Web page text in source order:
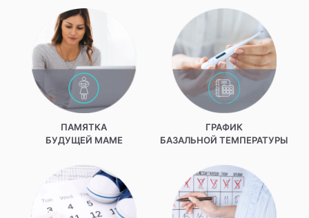
ПАМЯТКА
БУДУЩЕЙ МАМЕ
ГРАФИК
БАЗАЛЬНОЙ ТЕМПЕРАТУРЫ